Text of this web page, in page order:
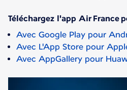
Téléchargez l'app Air France
Avec Google Play pour
Avec L'App Store pour
Avec AppGallery pour